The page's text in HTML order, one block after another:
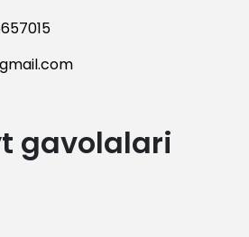
gavolalari